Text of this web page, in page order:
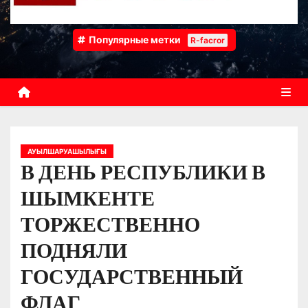
Популярные метки R-facror
АУЫЛШАРУАШЫЛЫҒЫ
В ДЕНЬ РЕСПУБЛИКИ В
ШЫМКЕНТЕ
ТОРЖЕСТВЕННО
ПОДНЯЛИ
ГОСУДАРСТВЕННЫЙ
ФЛАГ